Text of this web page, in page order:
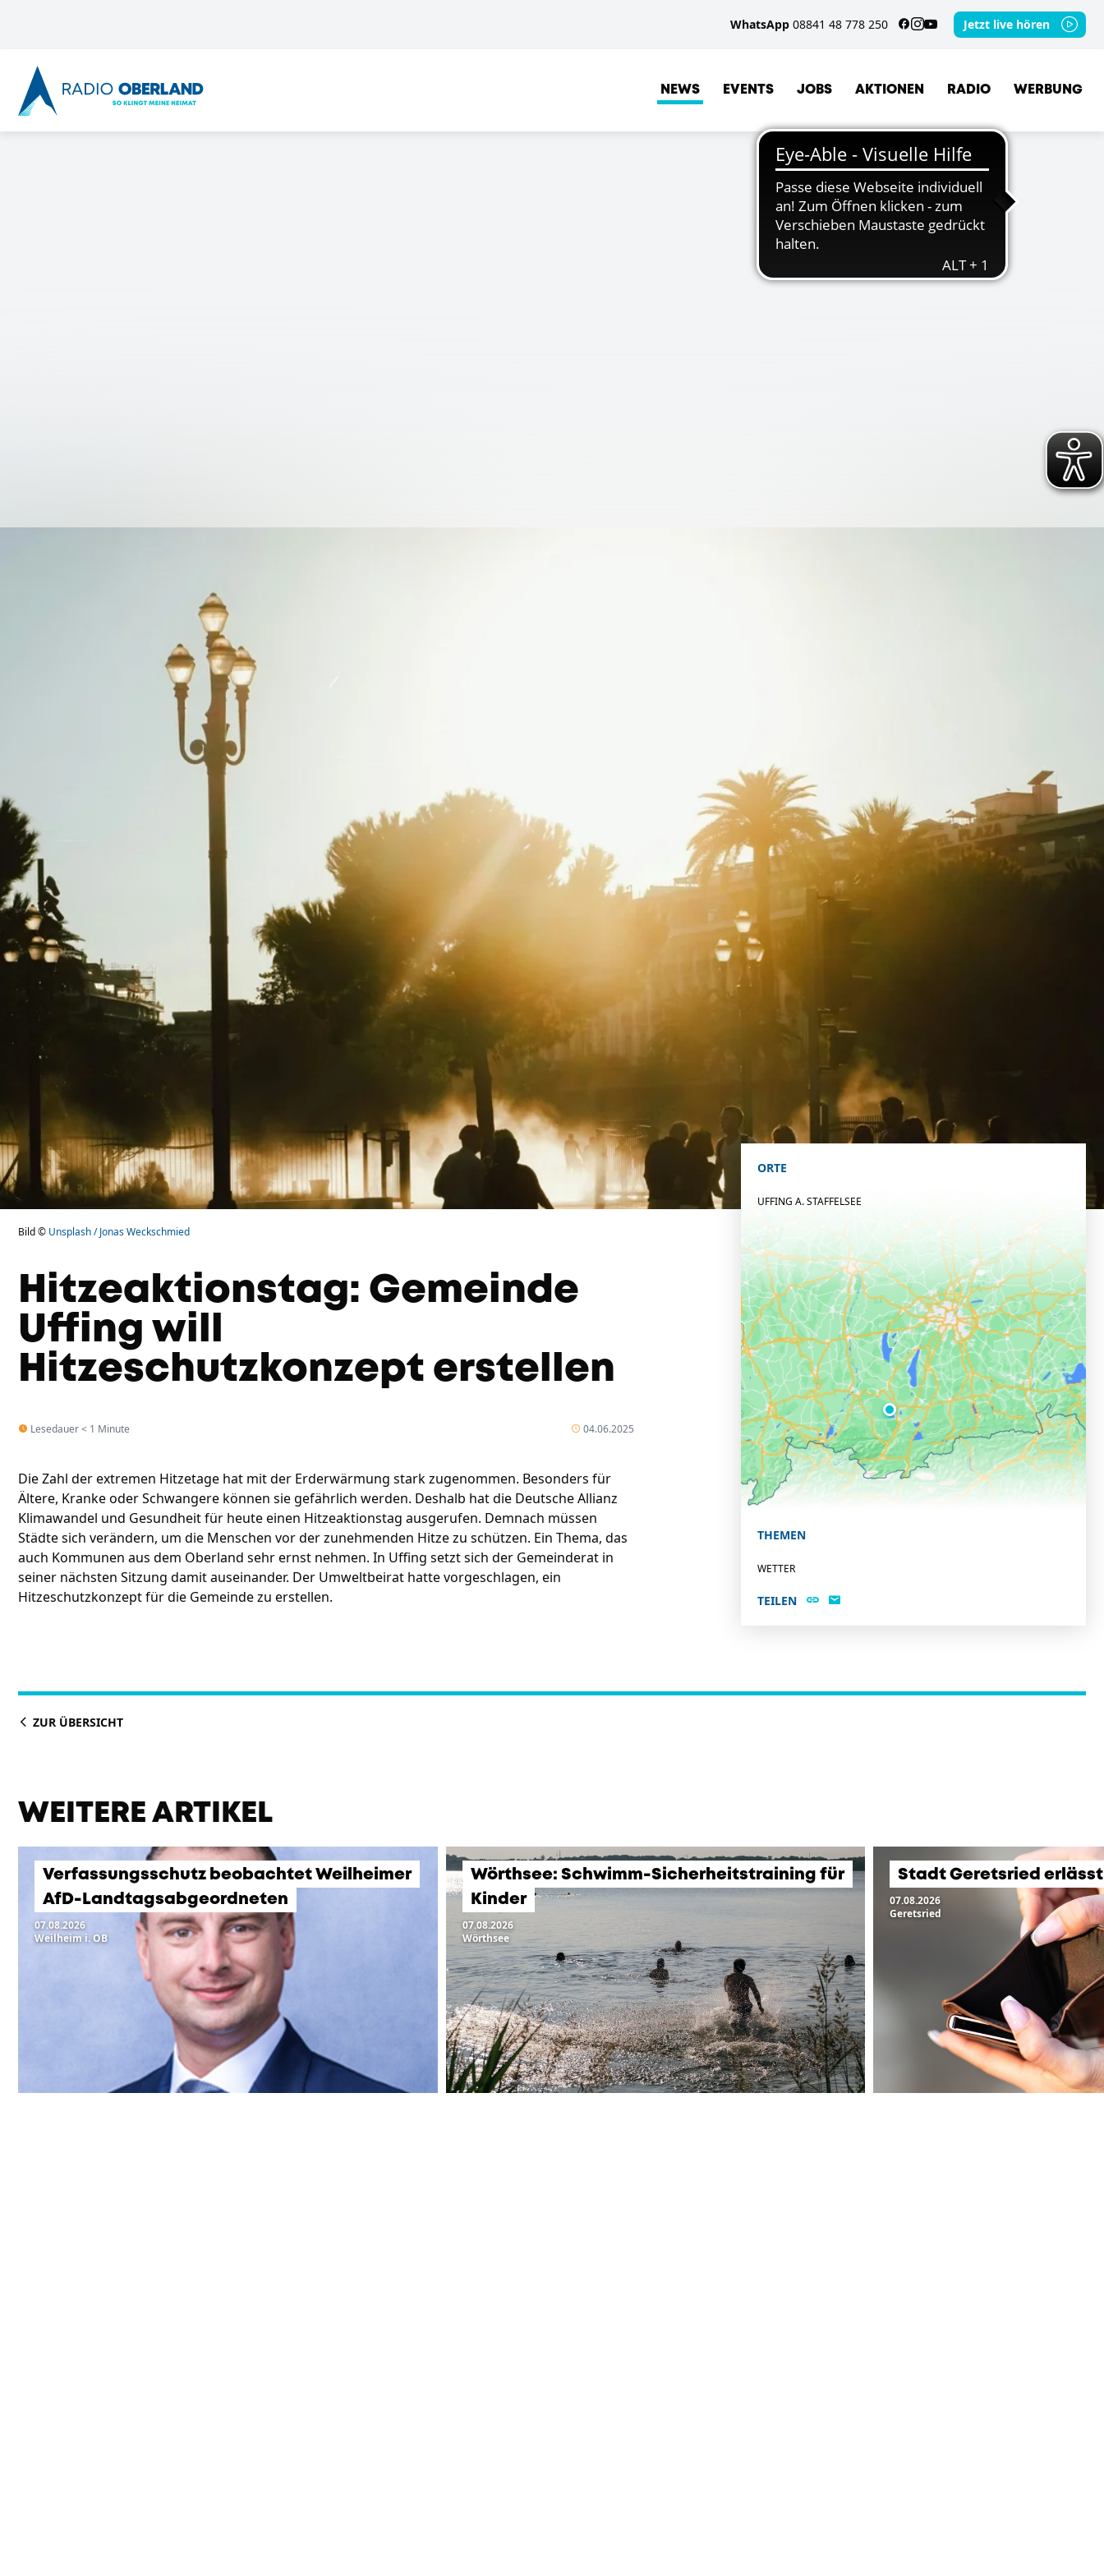
WhatsApp 08841 48 778 250 Jetzt live hören
NEWS EVENTS JOBS AKTIONEN RADIO WERBUNG
Bild © Unsplash / Jonas Weckschmied
Hitzeaktionstag: Gemeinde
Uffing will
Hitzeschutzkonzept erstellen
Lesedauer < 1 Minute 04.06.2025
Die Zahl der extremen Hitzetage hat mit der Erderwärmung stark zugenommen. Besonders für
Ältere, Kranke oder Schwangere können sie gefährlich werden. Deshalb hat die Deutsche Allianz
Klimawandel und Gesundheit für heute einen Hitzeaktionstag ausgerufen. Demnach müssen
Städte sich verändern, um die Menschen vor der zunehmenden Hitze zu schützen. Ein Thema, das
auch Kommunen aus dem Oberland sehr ernst nehmen. In Uffing setzt sich der Gemeinderat in
seiner nächsten Sitzung damit auseinander. Der Umweltbeirat hatte vorgeschlagen, ein
Hitzeschutzkonzept für die Gemeinde zu erstellen.
ORTE
UFFING A. STAFFELSEE
THEMEN
WETTER
TEILEN
ZUR ÜBERSICHT
WEITERE ARTIKEL
Verfassungsschutz beobachtet Weilheimer
AfD-Landtagsabgeordneten
07.08.2026
Weilheim i. OB
Wörthsee: Schwimm-Sicherheitstraining für
Kinder
07.08.2026
Wörthsee
Stadt Geretsried
07.08.2026
Geretsried